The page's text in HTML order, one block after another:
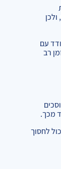
עם
רב
חוסכים
מכך.
לחסוך